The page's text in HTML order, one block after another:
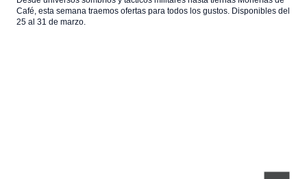
Café, esta semana traemos ofertas para todos los gustos. Disponibles del
25 al 31 de marzo.